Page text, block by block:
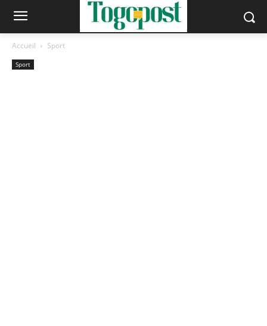
Accueil Sport
Sport